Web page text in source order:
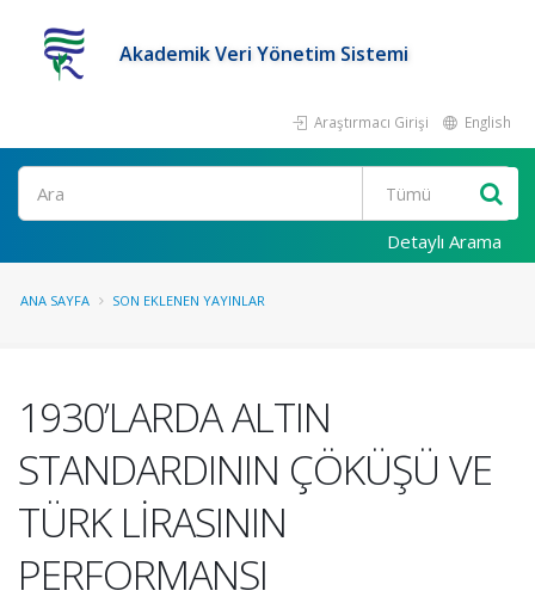
Akademik Veri Yönetim Sistemi
Araştırmacı Girişi English
Ara
Detaylı Arama
ANA SAYFA SON EKLENEN YAYINLAR
1930’LARDA ALTIN
STANDARDININ ÇÖKÜŞÜ VE
TÜRK LİRASININ
PERFORMANSI